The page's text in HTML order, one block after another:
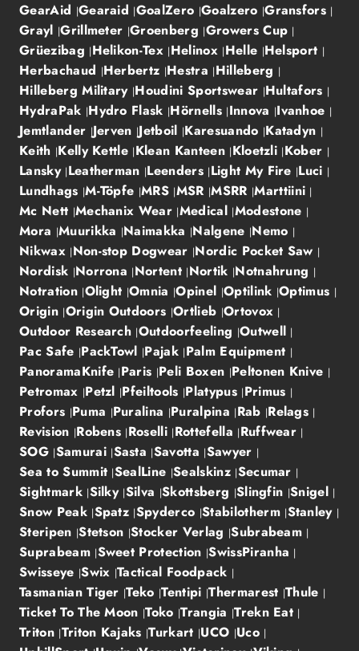
GearAid Gearaid GoalZero Goalzero Gransfors
Grayl Grillmeter Groenberg Growers Cup
Grüezibag Helikon-Tex Helinox Helle Helsport
Herbachaud Herbertz Hestra Hilleberg
Hilleberg Military Houdini Sportswear Hultafors
HydraPak Hydro Flask Hörnells Innova Ivanhoe
Jemtlander Jerven Jetboil Karesuando Katadyn
Keith Kelly Kettle Klean Kanteen Kloetzli Kober
Lansky Leatherman Leenders Light My Fire Luci
Lundhags M-Töpfe MRS MSR MSRR Marttiini
Mc Nett Mechanix Wear Medical Modestone
Mora Muurikka Naimakka Nalgene Nemo
Nikwax Non-stop Dogwear Nordic Pocket Saw
Nordisk Norrona Nortent Nortik Notnahrung
Notration Olight Omnia Opinel Optilink Optimus
Origin Origin Outdoors Ortlieb Ortovox
Outdoor Research Outdoorfeeling Outwell
Pac Safe PackTowl Pajak Palm Equipment
PanoramaKnife Paris Peli Boxen Peltonen Knive
Petromax Petzl Pfeiltools Platypus Primus
Profors Puma Puralina Puralpina Rab Relags
Revision Robens Roselli Rottefella Ruffwear
SOG Samurai Sasta Savotta Sawyer
Sea to Summit SealLine Sealskinz Secumar
Sightmark Silky Silva Skottsberg Slingfin Snigel
Snow Peak Spatz Spyderco Stabilotherm Stanley
Steripen Stetson Stocker Verlag Subrabeam
Suprabeam Sweet Protection SwissPiranha
Swisseye Swix Tactical Foodpack
Tasmanian Tiger Teko Tentipi Thermarest Thule
Ticket To The Moon Toko Trangia Trekn Eat
Triton Triton Kajaks Turkart UCO Uco